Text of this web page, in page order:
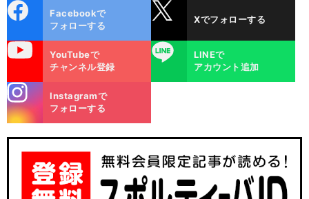
ok
Facebookで
フォローする
Xでフォローする
YouTubeで
チャンネル登録
LINE
LINEで
アカウント追加
m
Instagramで
フォローする